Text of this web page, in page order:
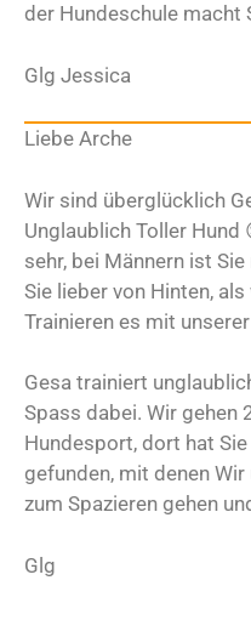
der Hundeschule macht
Glg Jessica
Liebe Arche
Wir sind überglücklich
Unglaublich Toller Hund
sehr, bei Männern ist
Sie lieber von Hinten,
Trainieren es mit
Gesa trainiert
Spass dabei. Wir gehen
Hundesport, dort hat
gefunden, mit denen
zum Spazieren gehen
Glg